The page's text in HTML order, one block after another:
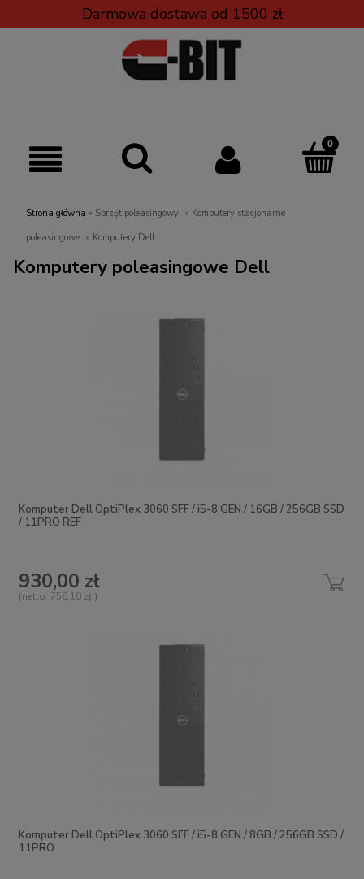
Darmowa dostawa od 1500 zł
Strona główna » Sprzęt poleasingowy » Komputery stacjonarne
poleasingowe » Komputery Dell
Komputery poleasingowe Dell
Komputer Dell OptiPlex 3060 SFF / i5-8 GEN / 16GB / 256GB SSD
/ 11PRO REF
930,00 zł
(netto: 756,10 zł )
Komputer Dell OptiPlex 3060 SFF / i5-8 GEN / 8GB / 256GB SSD /
11PRO